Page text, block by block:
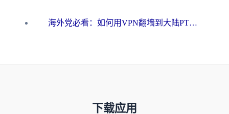
海外党必看：如何用VPN翻墙到大陆PTT？一篇解决你所有回国加速痛点
下载应用